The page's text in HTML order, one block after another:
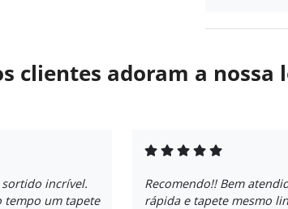
clientes adoram a nossa
incrível.
um tapete
Recomendo!! Bem
rápida e tapete mesmo